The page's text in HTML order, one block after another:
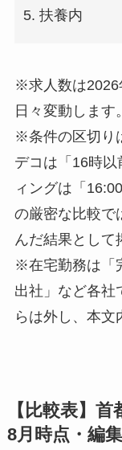
扶養内
※求人数は2026
日々変動します。
※条件の区切り
デコは「16時
ィングは「
の厳密な比較で
んだ結果として
※在宅勤務は「
出社」など各社
らは外し、本文
【比較表】
8月時点・編